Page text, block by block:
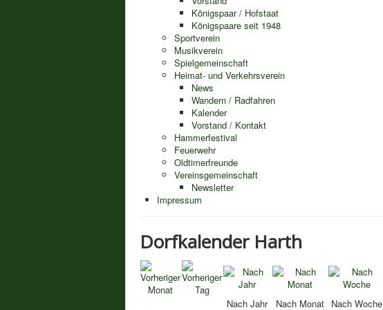
Königspaar / Hofstaat
Königspaare seit 1948
Sportverein
Musikverein
Spielgemeinschaft
Heimat- und Verkehrsverein
News
Wandern / Radfahren
Kalender
Vorstand / Kontakt
Hammerfestival
Feuerwehr
Oldtimerfreunde
Vereinsgemeinschaft
Newsletter
Impressum
Dorfkalender Harth
Nach Jahr Nach Monat Nach Woche